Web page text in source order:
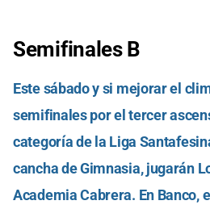
Semifinales B
Este sábado y si mejorar el
semifinales por el tercer
categoría de la Liga
cancha de Gimnasia, jugarán
Academia Cabrera. En Banco,